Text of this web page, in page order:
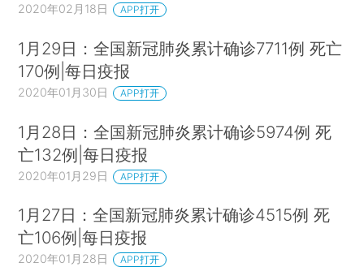
2020年02月18日 APP打开
1月29日：全国新冠肺炎累计确诊7711例 死亡
170例|每日疫报
2020年01月30日 APP打开
1月28日：全国新冠肺炎累计确诊5974例 死
亡132例|每日疫报
2020年01月29日 APP打开
1月27日：全国新冠肺炎累计确诊4515例 死
亡106例|每日疫报
2020年01月28日 APP打开